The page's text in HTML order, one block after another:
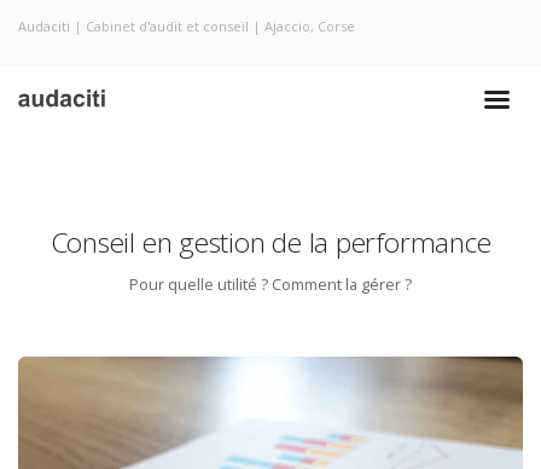
Audaciti | Cabinet d'audit et conseil | Ajaccio, Corse
Conseil en gestion de la performance
Pour quelle utilité ? Comment la gérer ?